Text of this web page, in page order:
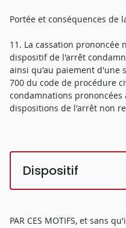
Portée et conséquences de
11. La cassation prononcée
dispositif de l'arrêt
ainsi qu'au paiement d'une
700 du code de procédure
condamnations prononcées
dispositions de l'arrêt non
Dispositif
PAR CES MOTIFS, et sans